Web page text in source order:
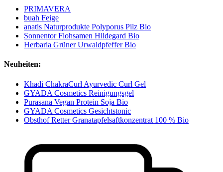
PRIMAVERA
buah Feige
anatis Naturprodukte Polyporus Pilz Bio
Sonnentor Flohsamen Hildegard Bio
Herbaria Grüner Urwaldpfeffer Bio
Neuheiten:
Khadi ChakraCurl Ayurvedic Curl Gel
GYADA Cosmetics Reinigungsgel
Purasana Vegan Protein Soja Bio
GYADA Cosmetics Gesichtstonic
Obsthof Retter Granatapfelsaftkonzentrat 100 % Bio